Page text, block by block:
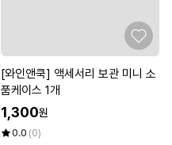
[와인앤쿡] 액세서리 보관 미니 소
품케이스 1개
1,300원
0.0 (0)